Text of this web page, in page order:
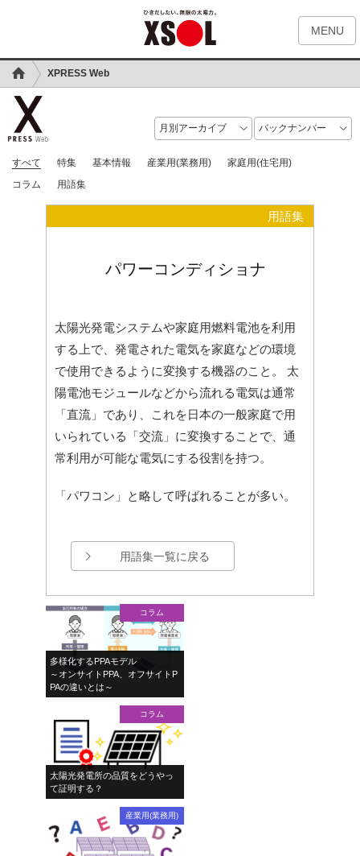
MENU
XPRESS Web
すべて 特集 基本情報 産業用(業務用)
家庭用(住宅用)
コラム
用語集
用語集
パワーコンディショナ
太陽光発電システムや家庭用燃料電池を利用
する上で、発電された電気を家庭などの環境
で使用できるように変換する機器のこと。 太
陽電池モジュールなどから流れる電気は通常
「直流」であり、これを日本の一般家庭で用
いられている「交流」に変換することで、通
常利用が可能な電気にする役割を持つ。
「パワコン」と略して呼ばれることが多い。
用語集一覧に戻る
コラム
多様化するPPAモデル
～オンサイトPPA、オフサイトP
PAの違いとは～
コラム
太陽光発電所の品質をどうやっ
て証明する？
産業用(業務用)